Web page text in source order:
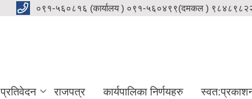
०९१-५६०८१६ (कार्यालय ) ०९१-५६०४९९(दमकल )
प्रतिवेदन राजपत्र कार्यपालिका निर्णयहरु